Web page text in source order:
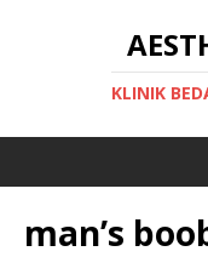
KLINIK
man’s